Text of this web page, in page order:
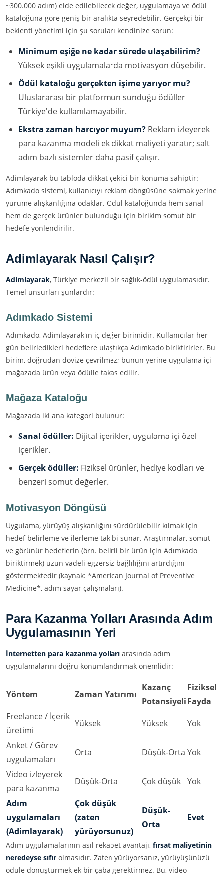
~300.000 adım) elde edilebilecek değer, uygulamaya ve ödül
kataloğuna göre geniş bir aralıkta seyredebilir. Gerçekçi bir
beklenti yönetimi için şu soruları kendinize sorun:
Minimum eşiğe ne kadar sürede ulaşabilirim?
Yüksek eşikli uygulamalarda motivasyon düşebilir.
Ödül kataloğu gerçekten işime yarıyor mu?
Uluslararası bir platformun sunduğu ödüller
Türkiye'de kullanılamayabilir.
Ekstra zaman harcıyor muyum? Reklam izleyerek
para kazanma modeli ek dikkat maliyeti yaratır; salt
adım bazlı sistemler daha pasif çalışır.
Adimlayarak bu tabloda dikkat çekici bir konuma sahiptir:
Adımkado sistemi, kullanıcıyı reklam döngüsüne sokmak yerine
yürüme alışkanlığına odaklar. Ödül kataloğunda hem sanal
hem de gerçek ürünler bulunduğu için birikim somut bir
hedefe yönlendirilir.
Adimlayarak Nasıl Çalışır?
Adimlayarak, Türkiye merkezli bir sağlık-ödül uygulamasıdır.
Temel unsurları şunlardır:
Adımkado Sistemi
Adımkado, Adimlayarak'ın iç değer birimidir. Kullanıcılar her
gün belirledikleri hedeflere ulaştıkça Adımkado biriktirirler. Bu
birim, doğrudan dövize çevrilmez; bunun yerine uygulama içi
mağazada ürün veya ödülle takas edilir.
Mağaza Kataloğu
Mağazada iki ana kategori bulunur:
Sanal ödüller: Dijital içerikler, uygulama içi özel
içerikler.
Gerçek ödüller: Fiziksel ürünler, hediye kodları ve
benzeri somut değerler.
Motivasyon Döngüsü
Uygulama, yürüyüş alışkanlığını sürdürülebilir kılmak için
hedef belirleme ve ilerleme takibi sunar. Araştırmalar, somut
ve görünür hedeflerin (örn. belirli bir ürün için Adımkado
biriktirmek) uzun vadeli egzersiz bağlılığını artırdığını
göstermektedir (kaynak: *American Journal of Preventive
Medicine*, adım sayar çalışmaları).
Para Kazanma Yolları Arasında Adım
Uygulamasının Yeri
İnternetten para kazanma yolları arasında adım
uygulamalarını doğru konumlandırmak önemlidir:
Yöntem Zaman Yatırımı
Kazanç
Potansiyeli
Fiziksel
Fayda
Freelance / İçerik
üretimi
Yüksek Yüksek
Yok
Anket / Görev
uygulamaları
Orta Düşük-Orta Yok
Video izleyerek
para kazanma
Düşük-Orta Çok düşük Yok
Adım
uygulamaları
(Adimlayarak)
Çok düşük
(zaten
yürüyorsunuz)
Düşük-
Orta
Evet
Adım uygulamalarının asıl rekabet avantajı, fırsat maliyetinin
neredeyse sıfır olmasıdır. Zaten yürüyorsanız, yürüyüşünüzü
ödüle dönüştürmek ek bir çaba gerektirmez. Bu, video